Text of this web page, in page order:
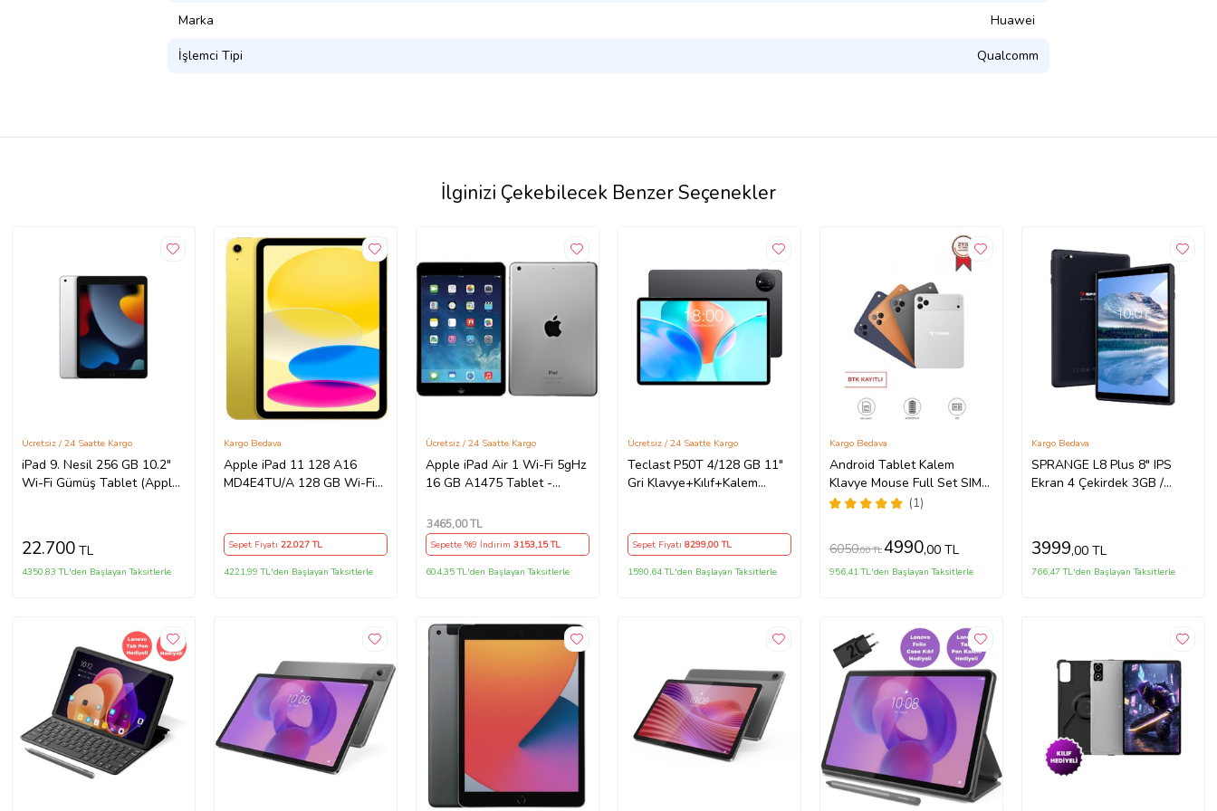
Marka Huawei
İşlemci Tipi Qualcomm
İlginizi Çekebilecek Benzer Seçenekler
iPad 9. Nesil 256 GB 10.2"
Wi-Fi Gümüş Tablet (Apple
Ücretsiz / 24 Saatte Kargo
22.700TL
4350,83 TL'den Başlayan Taksitlerle
Apple iPad 11 128 A16
MD4E4TU/A 128 GB Wi-Fi
Kargo Bedava
Sepet Fiyatı 22.027TL
4221,99 TL'den Başlayan Taksitlerle
Apple iPad Air 1 Wi-Fi 5gHz
16 GB A1475 Tablet -
Ücretsiz / 24 Saatte Kargo
3465,00 TL
Sepette %9 İndirim 3153,15 TL
604,35 TL'den Başlayan Taksitlerle
Teclast P50T 4/128 GB 11"
Gri Klavye+Kılıf+Kalem
Ücretsiz / 24 Saatte Kargo
Sepet Fiyatı 8299,00 TL
1590,64 TL'den Başlayan Taksitlerle
Android Tablet Kalem
Klavye Mouse Full Set SIM
Kartlı BTK Kayıtlı 10.1 İnç
(1)
Kargo Bedava
6050,00 TL4990,00 TL
956,41 TL'den Başlayan Taksitlerle
SPRANGE L8 Plus 8" IPS
Ekran 4 Çekirdek 3GB /
Kargo Bedava
3999,00 TL
766,47 TL'den Başlayan Taksitlerle